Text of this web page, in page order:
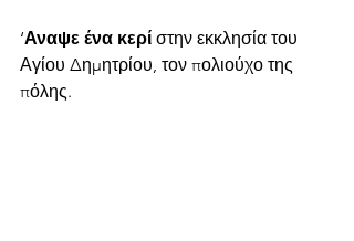
‘Αναψε ένα κερί στην εκκλησία του
Αγίου Δημητρίου, τον πολιούχο της
πόλης.